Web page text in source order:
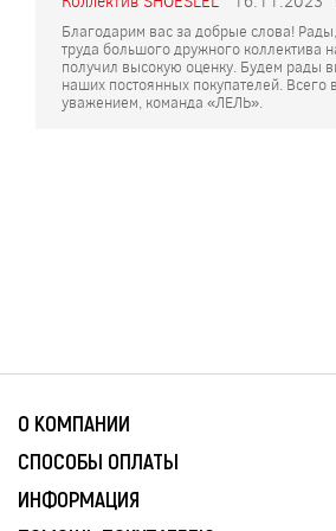
Благодарим вас за добрые слова! Рады,
труда большого дружного коллектива
получил высокую оценку. Будем рады
наших постоянных покупателей. Всего
уважением, команда «ЛЕЛЬ».
О КОМПАНИИ
СПОСОБЫ ОПЛАТЫ
ИНФОРМАЦИЯ